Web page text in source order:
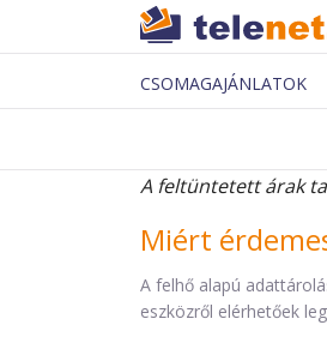
CSOMAGAJÁNLATOK
A feltüntetett árak
Miért
A felhő alapú
eszközről elérhetőek